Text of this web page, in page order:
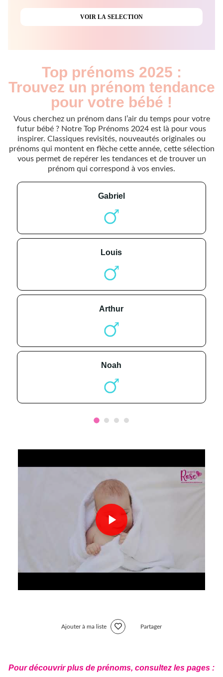
Top prénoms 2025 :
Trouvez un prénom tendance
pour votre bébé !
Vous cherchez un prénom dans l’air du temps pour votre
futur bébé ? Notre Top Prénoms 2024 est là pour vous
inspirer. Classiques revisités, nouveautés originales ou
prénoms qui montent en flèche cette année, cette sélection
vous permet de repérer les tendances et de trouver un
prénom qui correspond à vos envies.
gabriel
louis
arthur
noah
Ajouter à ma liste Partager
Pour découvrir plus de prénoms, consultez les pages :